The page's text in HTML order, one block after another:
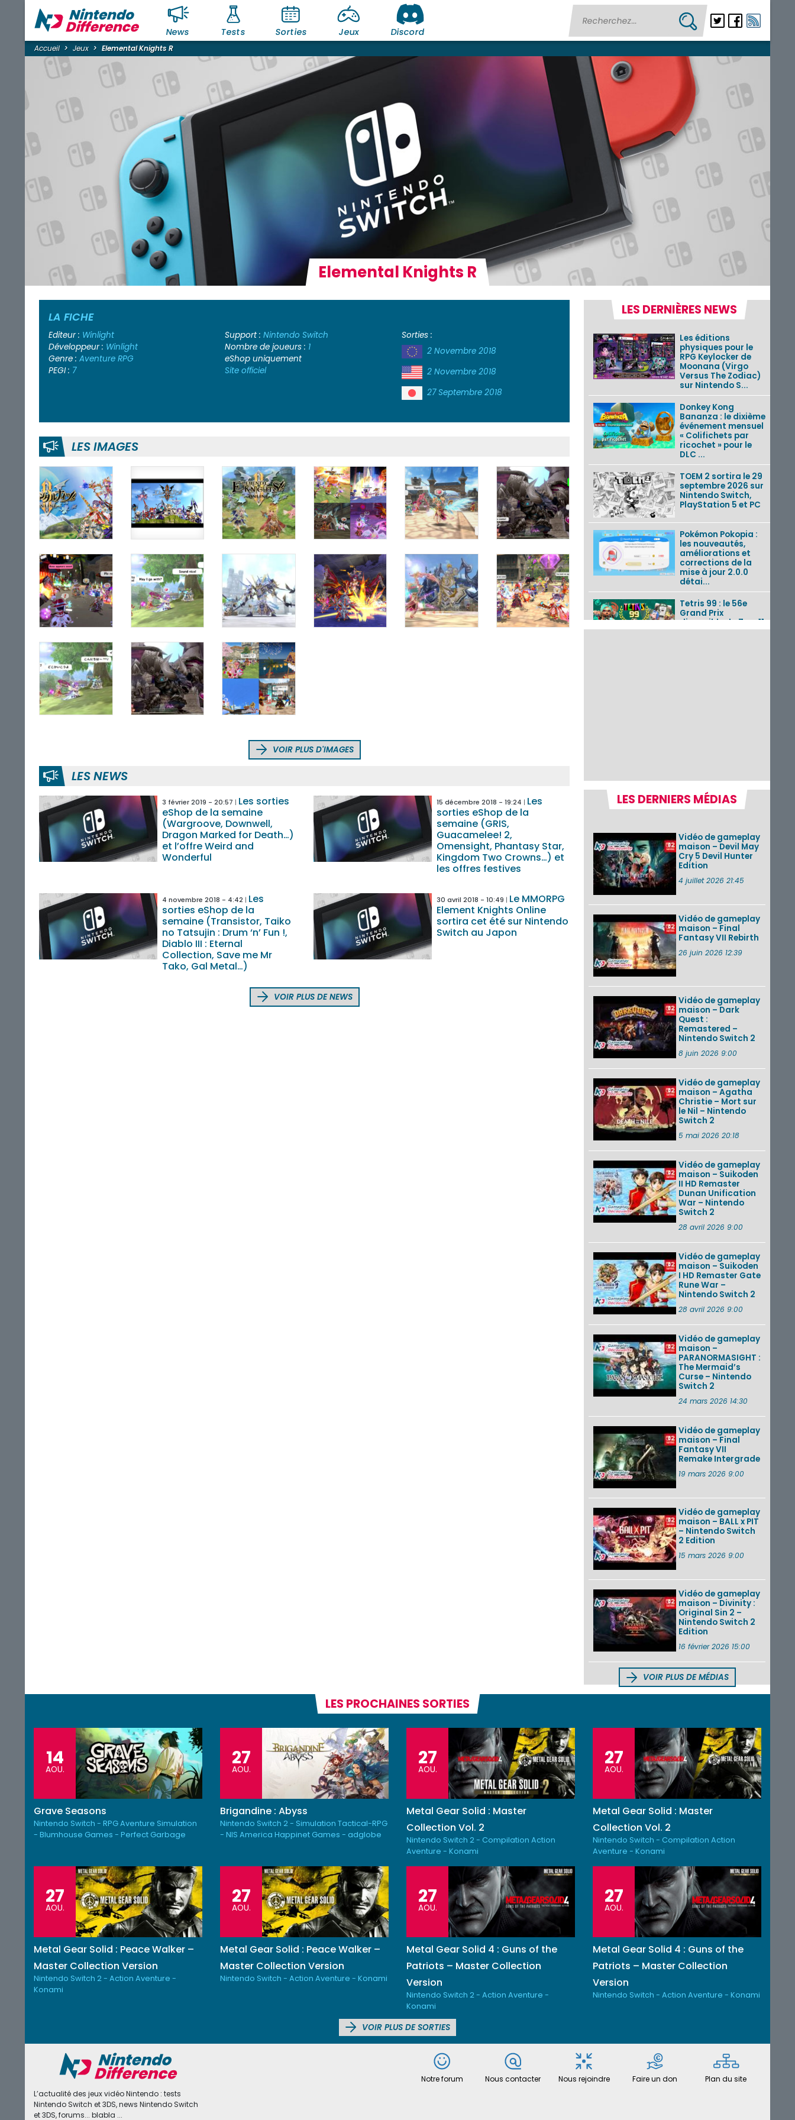
News Tests Sorties Jeux Discord
Accueil Jeux Elemental Knights R
Elemental Knights R
LA FICHE
Editeur : Winlight
Développeur : Winlight
Genre : Aventure RPG
PEGI : 7
Support :Nintendo Switch
Nombre de joueurs : 1
eShop uniquement
Site officiel
Sorties :
2 Novembre 2018
2 Novembre 2018
27 Septembre 2018
LES IMAGES
VOIR PLUS D'IMAGES
LES NEWS
3 février 2019 - 20:57
Les sorties
eShop de la semaine
(Wargroove, Downwell,
Dragon Marked for Death…)
et l’offre Weird and
Wonderful
15 décembre 2018 - 19:24
Les
sorties eShop de la
semaine (GRIS,
Guacamelee! 2,
Omensight, Phantasy Star,
Kingdom Two Crowns…) et
les offres festives
4 novembre 2018 - 4:42
Les
sorties eShop de la
semaine (Transistor, Taiko
no Tatsujin : Drum ‘n’ Fun !,
Diablo III : Eternal
Collection, Save me Mr
Tako, Gal Metal…)
30 avril 2018 - 10:49
Le MMORPG
Element Knights Online
sortira cet été sur Nintendo
Switch au Japon
VOIR PLUS DE NEWS
LES DERNIÈRES NEWS
Les éditions
physiques pour le
RPG Keylocker de
Moonana (Virgo
Versus The Zodiac)
sur Nintendo S...
Donkey Kong
Bananza : le dixième
événement mensuel
« Colifichets par
ricochet » pour le
DLC ...
TOEM 2 sortira le 29
septembre 2026 sur
Nintendo Switch,
PlayStation 5 et PC
Pokémon Pokopia :
les nouveautés,
améliorations et
corrections de la
mise à jour 2.0.0
détai...
Tetris 99 : le 56e
Grand Prix
disponible du 7 au 11
août 2026 avec un
des séquences de
game...
Pokémon GO : les
Un Fire Emblem :
Fortune’s Weave
Direct d’environ 20
août 2026...
Les sorties eShop de
la semaine 31 de
2026 (Xenoblade
Chronicles 2 –
VOIR PLUS DE NEWS
LES DERNIERS MÉDIAS
Vidéo de gameplay
maison – Devil May
Cry 5 Devil Hunter
Edition
4 juillet 2026 21:45
Vidéo de gameplay
maison – Final
Fantasy VII Rebirth
26 juin 2026 12:39
Vidéo de gameplay
maison – Dark
Quest :
Remastered –
Nintendo Switch 2
8 juin 2026 9:00
Vidéo de gameplay
maison – Agatha
Christie – Mort sur
le Nil – Nintendo
Switch 2
5 mai 2026 20:18
Vidéo de gameplay
maison – Suikoden
II HD Remaster
Dunan Unification
War – Nintendo
Switch 2
28 avril 2026 9:00
Vidéo de gameplay
maison – Suikoden
I HD Remaster Gate
Rune War –
Nintendo Switch 2
28 avril 2026 9:00
Vidéo de gameplay
maison –
PARANORMASIGHT :
The Mermaid’s
Curse – Nintendo
Switch 2
24 mars 2026 14:30
Vidéo de gameplay
maison – Final
Fantasy VII
Remake Intergrade
19 mars 2026 9:00
Vidéo de gameplay
maison – BALL x PIT
– Nintendo Switch
2 Edition
15 mars 2026 9:00
Vidéo de gameplay
maison – Divinity :
Original Sin 2 –
Nintendo Switch 2
Edition
16 février 2026 15:00
VOIR PLUS DE MÉDIAS
LES PROCHAINES SORTIES
14
AOU.
Grave Seasons
Nintendo Switch - RPG Aventure Simulation
- Blumhouse Games - Perfect Garbage
27
AOU.
Brigandine : Abyss
Nintendo Switch 2 - Simulation Tactical-RPG
- NIS America Happinet Games - adglobe
27
AOU.
Metal Gear Solid : Master
Collection Vol. 2
Nintendo Switch 2 - Compilation Action
Aventure - Konami
27
AOU.
Metal Gear Solid : Master
Collection Vol. 2
Nintendo Switch - Compilation Action
Aventure - Konami
27
AOU.
Metal Gear Solid : Peace Walker –
Master Collection Version
Nintendo Switch 2 - Action Aventure -
Konami
27
AOU.
Metal Gear Solid : Peace Walker –
Master Collection Version
Nintendo Switch - Action Aventure - Konami
27
AOU.
Metal Gear Solid 4 : Guns of the
Patriots – Master Collection
Version
Nintendo Switch 2 - Action Aventure -
Konami
27
AOU.
Metal Gear Solid 4 : Guns of the
Patriots – Master Collection
Version
Nintendo Switch - Action Aventure - Konami
VOIR PLUS DE SORTIES
L’actualité des jeux vidéo Nintendo : tests
Nintendo Switch et 3DS, news Nintendo Switch
et 3DS, forums... blabla ...
Notre forum Nous contacter Nous rejoindre Faire un don Plan du site